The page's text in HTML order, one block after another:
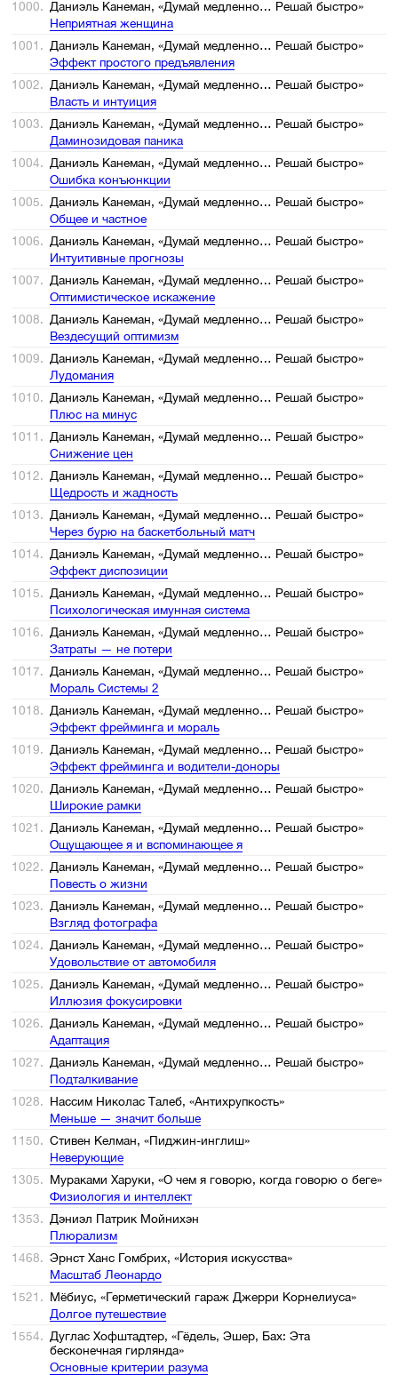
1000. Даниэль Канеман, «Думай медленно… Решай быстро»
Неприятная женщина
1001. Даниэль Канеман, «Думай медленно… Решай быстро»
Эффект простого предъявления
1002. Даниэль Канеман, «Думай медленно… Решай быстро»
Власть и интуиция
1003. Даниэль Канеман, «Думай медленно… Решай быстро»
Даминозидовая паника
1004. Даниэль Канеман, «Думай медленно… Решай быстро»
Ошибка конъюнкции
1005. Даниэль Канеман, «Думай медленно… Решай быстро»
Общее и частное
1006. Даниэль Канеман, «Думай медленно… Решай быстро»
Интуитивные прогнозы
1007. Даниэль Канеман, «Думай медленно… Решай быстро»
Оптимистическое искажение
1008. Даниэль Канеман, «Думай медленно… Решай быстро»
Вездесущий оптимизм
1009. Даниэль Канеман, «Думай медленно… Решай быстро»
Лудомания
1010. Даниэль Канеман, «Думай медленно… Решай быстро»
Плюс на минус
1011. Даниэль Канеман, «Думай медленно… Решай быстро»
Снижение цен
1012. Даниэль Канеман, «Думай медленно… Решай быстро»
Щедрость и жадность
1013. Даниэль Канеман, «Думай медленно… Решай быстро»
Через бурю на баскетбольный матч
1014. Даниэль Канеман, «Думай медленно… Решай быстро»
Эффект диспозиции
1015. Даниэль Канеман, «Думай медленно… Решай быстро»
Психологическая имунная система
1016. Даниэль Канеман, «Думай медленно… Решай быстро»
Затраты — не потери
1017. Даниэль Канеман, «Думай медленно… Решай быстро»
Мораль Системы 2
1018. Даниэль Канеман, «Думай медленно… Решай быстро»
Эффект фрейминга и мораль
1019. Даниэль Канеман, «Думай медленно… Решай быстро»
Эффект фрейминга и водители-доноры
1020. Даниэль Канеман, «Думай медленно… Решай быстро»
Широкие рамки
1021. Даниэль Канеман, «Думай медленно… Решай быстро»
Ощущающее я и вспоминающее я
1022. Даниэль Канеман, «Думай медленно… Решай быстро»
Повесть о жизни
1023. Даниэль Канеман, «Думай медленно… Решай быстро»
Взгляд фотографа
1024. Даниэль Канеман, «Думай медленно… Решай быстро»
Удовольствие от автомобиля
1025. Даниэль Канеман, «Думай медленно… Решай быстро»
Иллюзия фокусировки
1026. Даниэль Канеман, «Думай медленно… Решай быстро»
Адаптация
1027. Даниэль Канеман, «Думай медленно… Решай быстро»
Подталкивание
1028. Нассим Николас Талеб, «Антихрупкость»
Меньше — значит больше
1150. Стивен Келман, «Пиджин-инглиш»
Неверующие
1305. Мураками Харуки, «О чем я говорю, когда говорю о беге»
Физиология и интеллект
1353. Дэниэл Патрик Мойнихэн
Плюрализм
1468. Эрнст Ханс Гомбрих, «История искусства»
Масштаб Леонардо
1521. Мёбиус, «Герметический гараж Джерри Корнелиуса»
Долгое путешествие
1554. Дуглас Хофштадтер, «Гёдель, Эшер, Бах: Эта
бесконечная гирлянда»
Основные критерии разума